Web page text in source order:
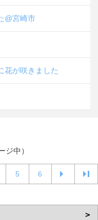
@宮崎市
花が咲きました
ジ中）
5 6